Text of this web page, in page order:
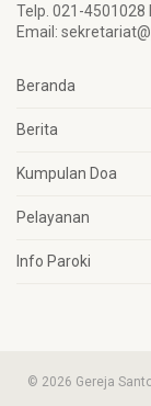
Telp. 021-4501028
Email:
Beranda
Berita
Kumpulan Doa
Pelayanan
Info Paroki
© 2026 Gereja